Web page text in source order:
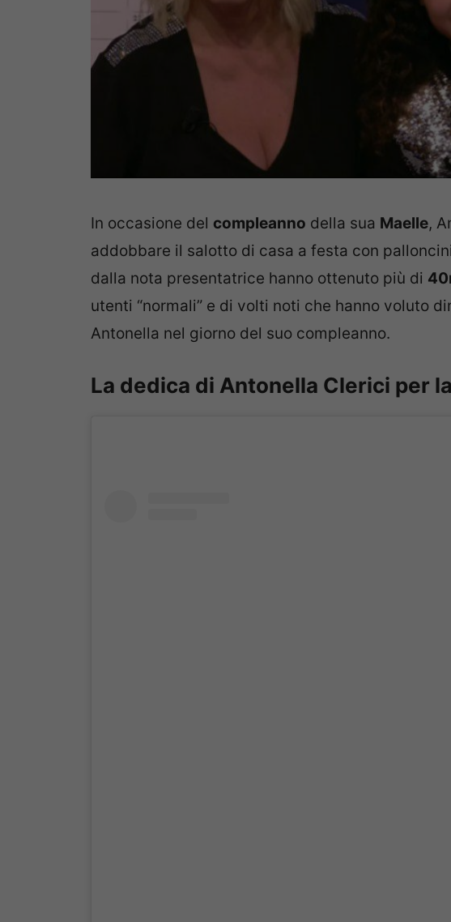
In occasione del compleanno della sua Maelle,
addobbare il salotto di casa a festa con
dalla nota presentatrice hanno ottenuto più di
utenti “normali” e di volti noti che hanno voluto
Antonella nel giorno del suo compleanno.
La dedica di Antonella Clerici per